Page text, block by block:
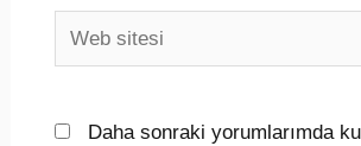
Web
sitesi
Daha sonraki yorumlarımda